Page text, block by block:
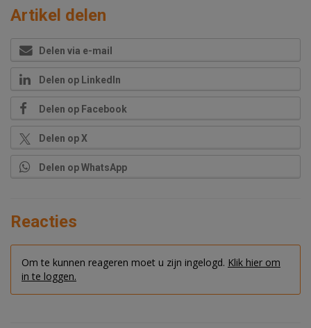
Artikel delen
Delen via e-mail
Delen op LinkedIn
Delen op Facebook
Delen op X
Delen op WhatsApp
Reacties
Om te kunnen reageren moet u zijn ingelogd. Klik hier om
in te loggen.